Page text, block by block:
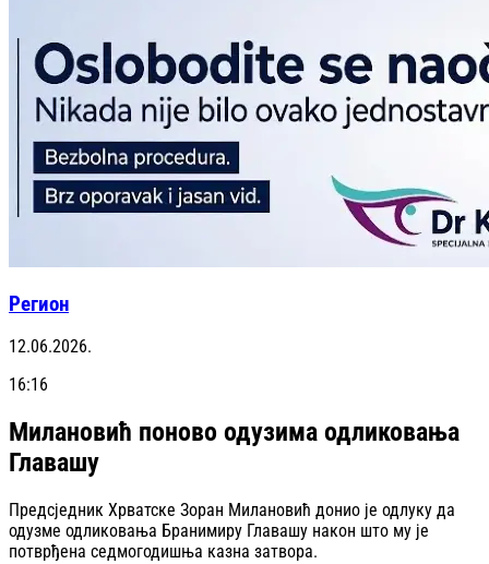
Регион
12.06.2026.
16:16
Милановић поново одузима одликовања
Главашу
Предсједник Хрватске Зоран Милановић донио је одлуку да
одузме одликовања Бранимиру Главашу након што му је
потврђена седмогодишња казна затвора.